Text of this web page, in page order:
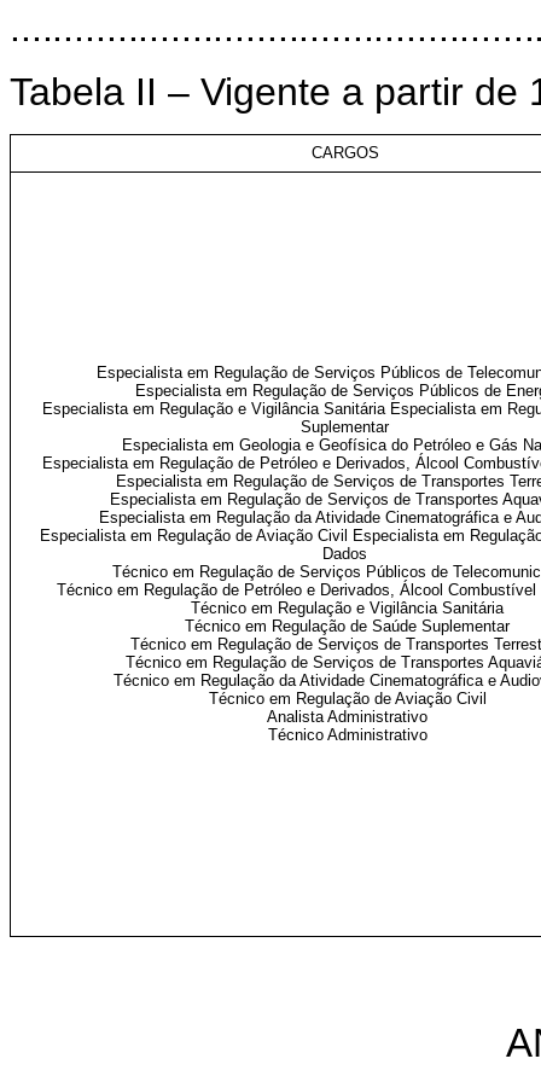
Tabela II – Vigente a partir de
CARGOS
Especialista em Regulação de Serviços Públicos de
Especialista em Regulação de Serviços Públicos de
Especialista em Regulação e Vigilância Sanitária Especialista em
Suplementar
Especialista em Geologia e Geofísica do Petróleo e Gás
Especialista em Regulação de Petróleo e Derivados, Álcool
Especialista em Regulação de Serviços de Transportes
Especialista em Regulação de Serviços de Transportes
Especialista em Regulação da Atividade Cinematográfica e
Especialista em Regulação de Aviação Civil Especialista em
Dados
Técnico em Regulação de Serviços Públicos de
Técnico em Regulação de Petróleo e Derivados, Álcool Combustível
Técnico em Regulação e Vigilância Sanitária
Técnico em Regulação de Saúde Suplementar
Técnico em Regulação de Serviços de Transportes
Técnico em Regulação de Serviços de Transportes
Técnico em Regulação da Atividade Cinematográfica e
Técnico em Regulação de Aviação Civil
Analista Administrativo
Técnico Administrativo